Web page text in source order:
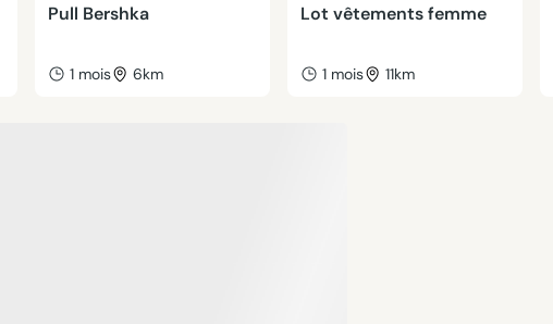
Pull Bershka
1 mois 6km
Lot vêtements femme
1 mois 11km